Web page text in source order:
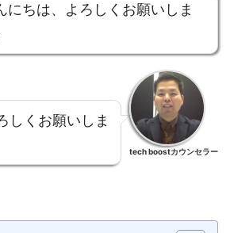
にちは、よろしくお願いしま
しくお願いしま
tech boostカウンセラー